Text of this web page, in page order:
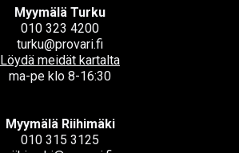
Myymälä Turku
010 323 4200
turku@provari.fi
Löydä meidät kartalta
ma-pe klo 8-16:30
Myymälä Riihimäki
010 315 3125